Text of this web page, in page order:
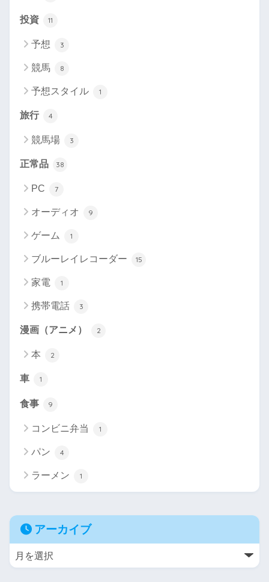
投資 11
予想 3
競馬 8
予想スタイル 1
旅行 4
競馬場 3
正常品 38
PC 7
オーディオ 9
ゲーム 1
ブルーレイレコーダー 15
家電 1
携帯電話 3
漫画（アニメ） 2
本 2
車 1
食事 9
コンビニ弁当 1
パン 4
ラーメン 1
アーカイブ